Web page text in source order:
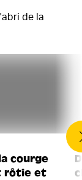
de la
courge
rôtie et